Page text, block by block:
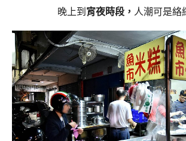
晚上到 宵夜時段， 人潮可是絡